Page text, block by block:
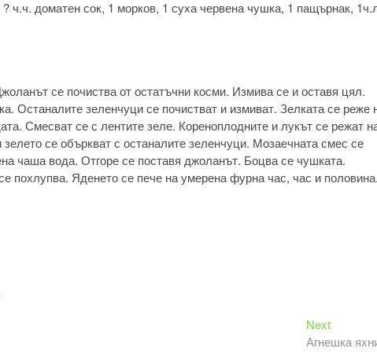
ч.ч. доматен сок, 1 морков, 1 суха червена чушка, 1 пащърнак,
се почиства от остатъчни косми. Измива се и оставя цял.
Останалите зеленчуци се почистват и измиват. Зелката се реже
Смесват се с лентите зеле. Кореноплодните и лукът се режат
се объркват с останалите зеленчуци. Мозаечната смес се
чаша вода. Отгоре се поставя джоланът. Боцва се чушката.
похлупва. Яденето се пече на умерена фурна час, час и половина.
NextNext
post:
Агнешка